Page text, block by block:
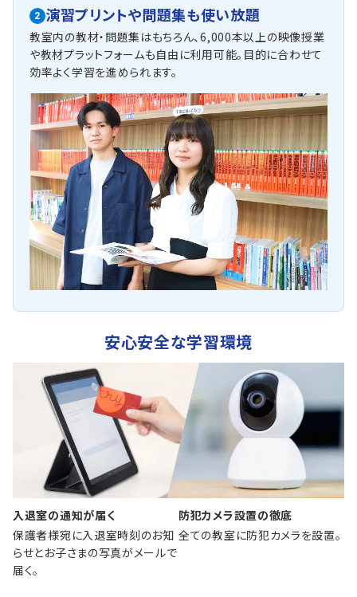
2 演習プリントや問題集も使い放題
教室内の教材・問題集はもちろん、6,000本以上の映像授業
や教材プラットフォームも自由に利用可能。目的に合わせて
効率よく学習を進められます。
安心安全な学習環境
入退室の通知が届く
保護者様宛に入退室時刻のお知
らせとお子さまの写真がメールで
届く。
防犯カメラ設置の徹底
全ての教室に防犯カメラを設置。